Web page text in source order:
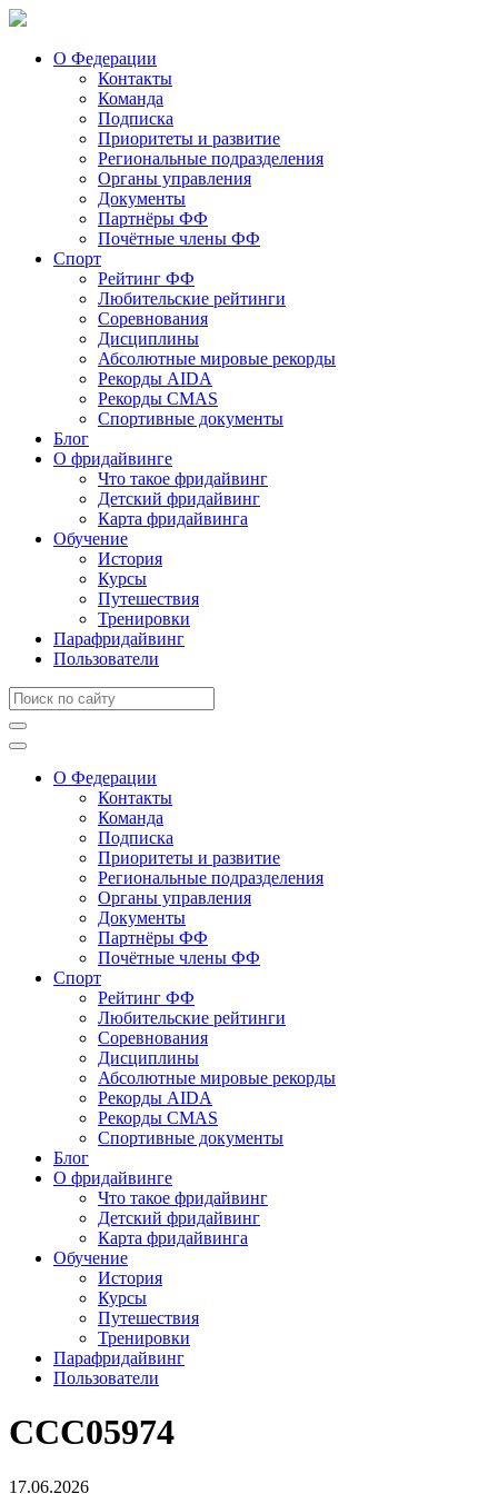
О Федерации
Контакты
Команда
Подписка
Приоритеты и развитие
Региональные подразделения
Органы управления
Документы
Партнёры ФФ
Почётные члены ФФ
Спорт
Рейтинг ФФ
Любительские рейтинги
Соревнования
Дисциплины
Абсолютные мировые рекорды
Рекорды AIDA
Рекорды CMAS
Спортивные документы
Блог
О фридайвинге
Что такое фридайвинг
Детский фридайвинг
Карта фридайвинга
Обучение
История
Курсы
Путешествия
Тренировки
Парафридайвинг
Пользователи
О Федерации
Контакты
Команда
Подписка
Приоритеты и развитие
Региональные подразделения
Органы управления
Документы
Партнёры ФФ
Почётные члены ФФ
Спорт
Рейтинг ФФ
Любительские рейтинги
Соревнования
Дисциплины
Абсолютные мировые рекорды
Рекорды AIDA
Рекорды CMAS
Спортивные документы
Блог
О фридайвинге
Что такое фридайвинг
Детский фридайвинг
Карта фридайвинга
Обучение
История
Курсы
Путешествия
Тренировки
Парафридайвинг
Пользователи
CCC05974
17.06.2026